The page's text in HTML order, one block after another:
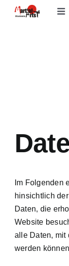
Inhalt
Im Folgenden
hinsichtlich
Daten, die
Website
alle Daten, mit
werden können